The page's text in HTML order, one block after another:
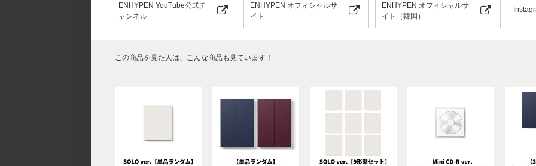
※決済方法は「クレジットカード決済」および「携帯キャリ
※『メンバー別セルフィーフォトカード』はランダムで発送
お届けいたします。商品のお届け先に指定されたご住所とは
に関して、当社は一切の責任を負いかねますのであらかじご
※商品および特典の発送は日本国内のみ対応可能です。
※お客様のご都合による長期不在・住所不明の返送品につい
きませんので、あらかじめご了承ください。
ENHYPEN YouTube公式チ
ャンネル
ENHYPEN オフィシャルサ
イト
ENHYPEN オフィシャルサ
イト（韓国）
この商品を見た人は、こんな商品も見ています！